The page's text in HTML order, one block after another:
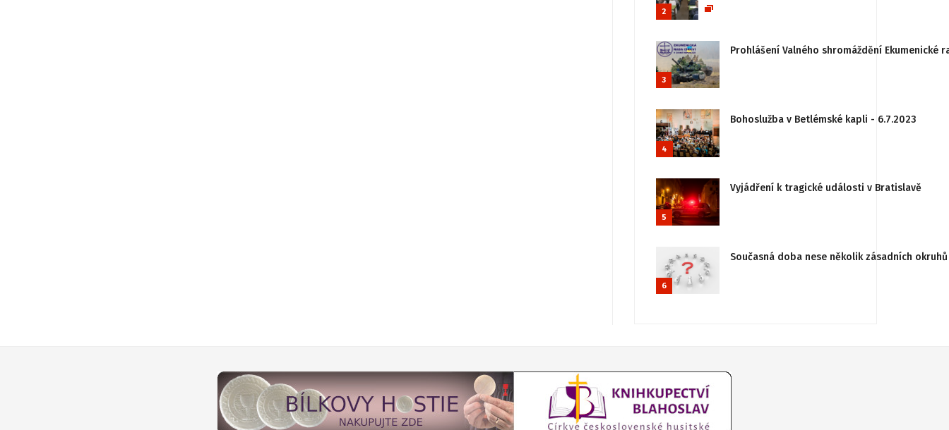
2
3
Prohlášení Valného shromáždění
4
Bohoslužba v Betlémské kapli - 6.7.2023
5
Vyjádření k tragické události v Bratislavě
6
Současná doba nese několik zásadních